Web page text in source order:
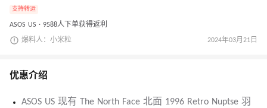
支持转运
ASOS US · 9588人下单获得返利
爆料人：小米粒 2024年03月21日
优惠介绍
ASOS US 现有 The North Face 北面 1996 Retro Nuptse 羽